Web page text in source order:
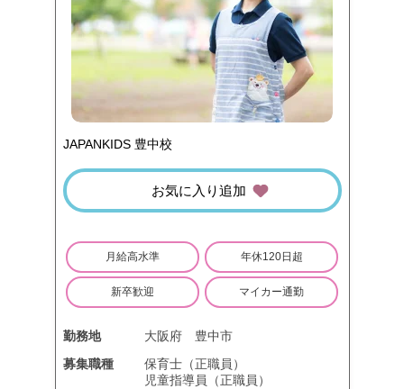
JAPANKIDS 豊中校
お気に入り追加
月給高水準 年休120日超
新卒歓迎 マイカー通勤
勤務地 大阪府
豊中市
募集職種
保育士（正職員）
児童指導員（正職員）